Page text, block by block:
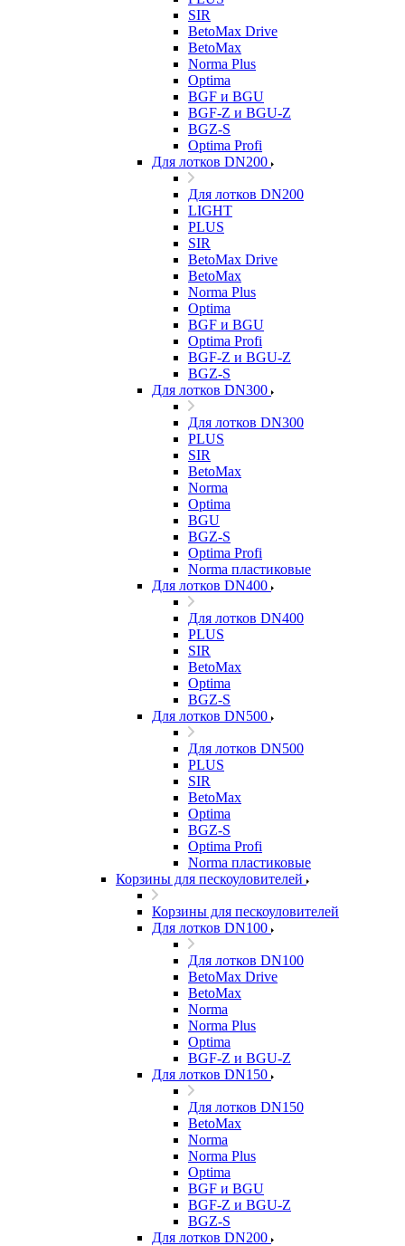
SIR
BetoMax Drive
BetoMax
Norma Plus
Optima
BGF и BGU
BGF-Z и BGU-Z
BGZ-S
Optima Profi
Для лотков DN200
Для лотков DN200
LIGHT
PLUS
SIR
BetoMax Drive
BetoMax
Norma Plus
Optima
BGF и BGU
Optima Profi
BGF-Z и BGU-Z
BGZ-S
Для лотков DN300
Для лотков DN300
PLUS
SIR
BetoMax
Norma
Optima
BGU
BGZ-S
Optima Profi
Norma пластиковые
Для лотков DN400
Для лотков DN400
PLUS
SIR
BetoMax
Optima
BGZ-S
Для лотков DN500
Для лотков DN500
PLUS
SIR
BetoMax
Optima
BGZ-S
Optima Profi
Norma пластиковые
Корзины для пескоуловителей
Корзины для пескоуловителей
Для лотков DN100
Для лотков DN100
BetoMax Drive
BetoMax
Norma
Norma Plus
Optima
BGF-Z и BGU-Z
Для лотков DN150
Для лотков DN150
BetoMax
Norma
Norma Plus
Optima
BGF и BGU
BGF-Z и BGU-Z
BGZ-S
Для лотков DN200